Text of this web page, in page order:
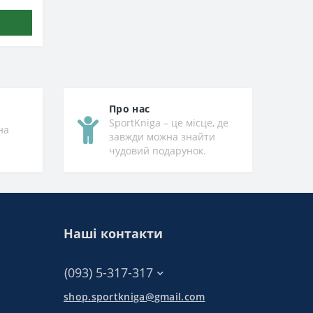
Про нас
SportKniga – це місце, де
завжди можна знайти
чудовий подарунок.
Наші контакти
(093) 5-317-317
shop.sportkniga@gmail.com